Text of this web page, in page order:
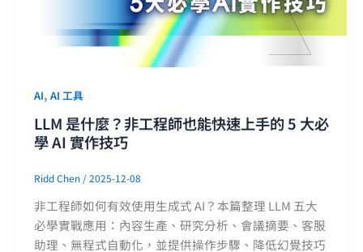
AI, AI 工具
LLM 是什麼？非工程師也能快速上手的 5 大必
學 AI 實作技巧
Ridd Chen /2025-12-08
非工程師如何有效使用生成式 AI？本篇整理 LLM 五大
必學實戰應用：內容生產、研究分析、會議摘要、客服
助理、無程式自動化，並提供操作步驟、降低幻覺技巧